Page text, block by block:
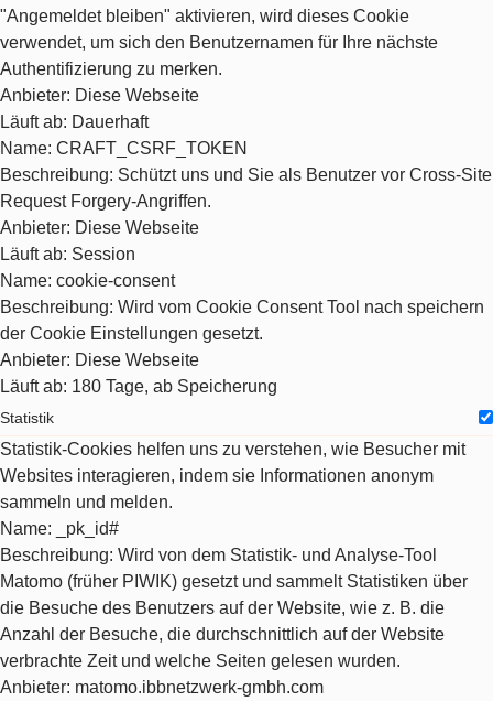
"Angemeldet bleiben" aktivieren, wird dieses Cookie
verwendet, um sich den Benutzernamen für Ihre nächste
Authentifizierung zu merken.
Anbieter: Diese Webseite
Läuft ab: Dauerhaft
Name: CRAFT_CSRF_TOKEN
Beschreibung: Schützt uns und Sie als Benutzer vor Cross-Site
Request Forgery-Angriffen.
Anbieter: Diese Webseite
Läuft ab: Session
Name: cookie-consent
Beschreibung: Wird vom Cookie Consent Tool nach speichern
der Cookie Einstellungen gesetzt.
Anbieter: Diese Webseite
Läuft ab: 180 Tage, ab Speicherung
Statistik
Statistik-Cookies helfen uns zu verstehen, wie Besucher mit
Websites interagieren, indem sie Informationen anonym
sammeln und melden.
Name: _pk_id#
Beschreibung: Wird von dem Statistik- und Analyse-Tool
Matomo (früher PIWIK) gesetzt und sammelt Statistiken über
die Besuche des Benutzers auf der Website, wie z. B. die
Anzahl der Besuche, die durchschnittlich auf der Website
verbrachte Zeit und welche Seiten gelesen wurden.
Anbieter: matomo.ibbnetzwerk-gmbh.com